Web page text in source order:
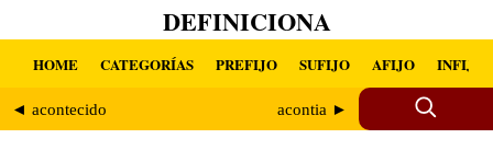
DEFINICIONA
HOME CATEGORÍAS PREFIJO SUFIJO AFIJO INFIJO
◄ acontecido acontia ►